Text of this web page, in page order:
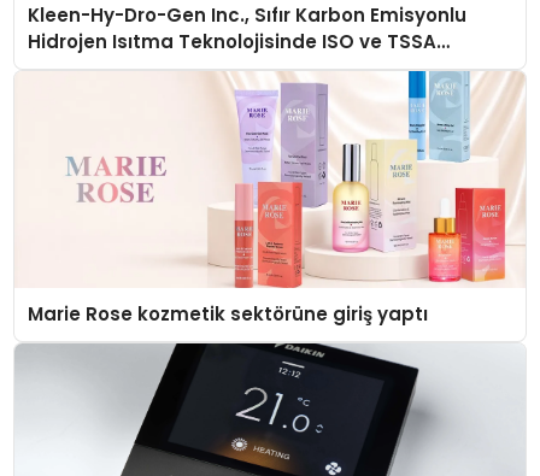
Kleen-Hy-Dro-Gen Inc., Sıfır Karbon Emisyonlu
Hidrojen Isıtma Teknolojisinde ISO ve TSSA
Düzenleyici Onaylarını Aldı
Marie Rose kozmetik sektörüne giriş yaptı